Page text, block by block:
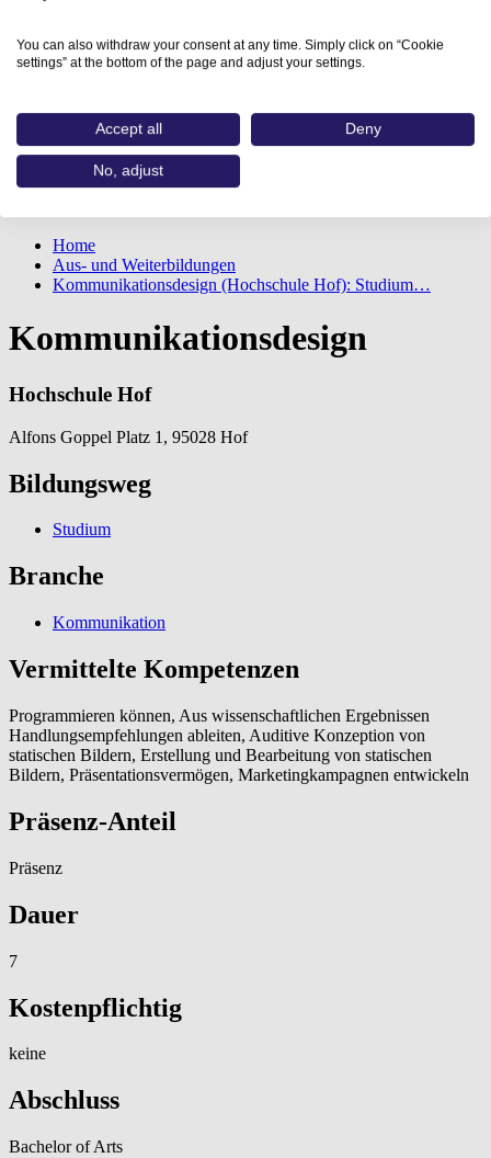
Home
Aus- und Weiterbildungen
Kommunikationsdesign (Hochschule Hof): Studium…
Kommunikationsdesign
Hochschule Hof
Alfons Goppel Platz 1, 95028 Hof
Bildungsweg
Studium
Branche
Kommunikation
Vermittelte Kompetenzen
Programmieren können, Aus wissenschaftlichen Ergebnissen
Handlungsempfehlungen ableiten, Auditive Konzeption von
statischen Bildern, Erstellung und Bearbeitung von statischen
Bildern, Präsentationsvermögen, Marketingkampagnen entwickeln
Präsenz-Anteil
Präsenz
Dauer
7
Kostenpflichtig
keine
Abschluss
Bachelor of Arts
You can also withdraw your consent at any time. Simply click on “Cookie
settings” at the bottom of the page and adjust your settings.
Accept all Deny
No, adjust